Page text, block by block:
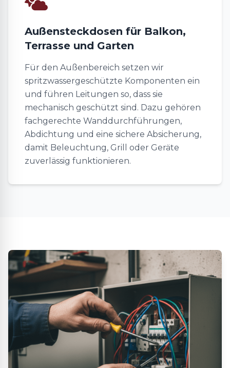
Außensteckdosen für Balkon,
Terrasse und Garten
Für den Außenbereich setzen wir
spritzwassergeschützte Komponenten ein
und führen Leitungen so, dass sie
mechanisch geschützt sind. Dazu gehören
fachgerechte Wanddurchführungen,
Abdichtung und eine sichere Absicherung,
damit Beleuchtung, Grill oder Geräte
zuverlässig funktionieren.